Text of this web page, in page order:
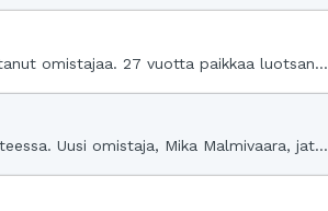
omistajaa. 27 vuotta paikkaa luotsan...
Uusi omistaja, Mika Malmivaara, jat...